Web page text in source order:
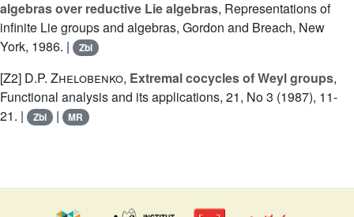
algebras over reductive Lie algebras, Representations of
infinite Lie groups and algebras, Gordon and Breach, New
York, 1986. |
Zbl
[Z2] D.P. Zhelobenko, Extremal cocycles of Weyl groups,
Functional analysis and its applications, 21, No 3 (1987), 11-
21. |
Zbl | MR